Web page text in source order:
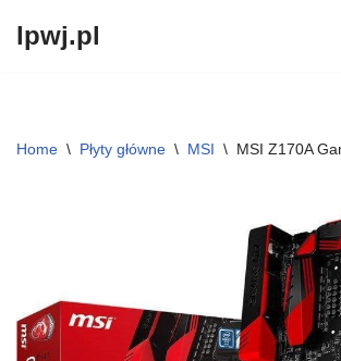
lpwj.pl
Home \ Płyty główne \ MSI \ MSI Z170A